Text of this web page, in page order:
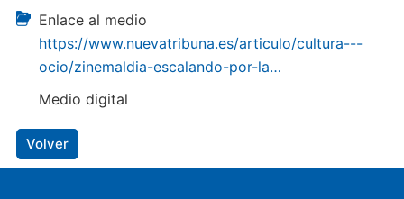
Enlace al medio
https://www.nuevatribuna.es/articulo/cultura---
ocio/zinemaldia-escalando-por-la…
Medio digital
Volver